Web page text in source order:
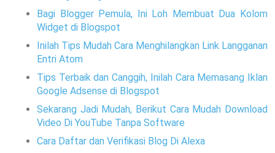
Bagi Blogger Pemula, Ini Loh Membuat Dua Kolom
Widget di Blogspot
Inilah Tips Mudah Cara Menghilangkan Link Langganan
Entri Atom
Tips Terbaik dan Canggih, Inilah Cara Memasang Iklan
Google Adsense di Blogspot
Sekarang Jadi Mudah, Berikut Cara Mudah Download
Video Di YouTube Tanpa Software
Cara Daftar dan Verifikasi Blog Di Alexa